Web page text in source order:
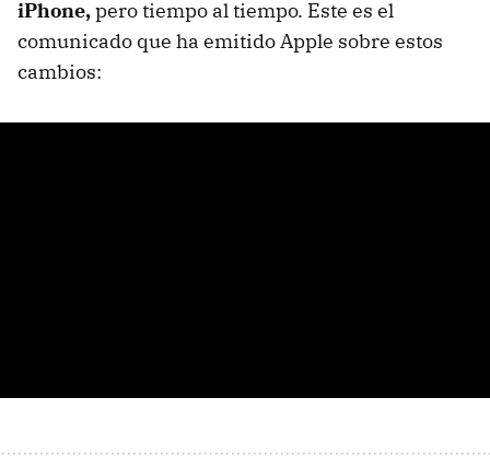
iPhone,pero tiempo al tiempo. Este es el
comunicado que ha emitido Apple sobre estos
cambios: